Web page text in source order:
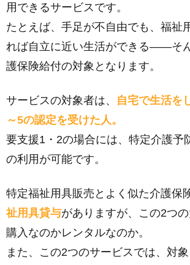
用できるサービスです。
たとえば、手足が不自由でも、福祉
れば自立に近い生活ができる――そ
護保険給付の対象となります。
サービスの対象者は、 自宅で生活を
～5の認定を受けた人。
要支援1・2の場合には、特定介護予
の利用が可能です。
特定福祉用具販売とよく似た介護保
祉用具貸与がありますが、この2つの
購入なのかレンタルなのか。
また、この2つのサービスでは、対